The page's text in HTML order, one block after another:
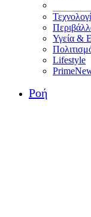
Υγεία &
Lifestyle
Ροή